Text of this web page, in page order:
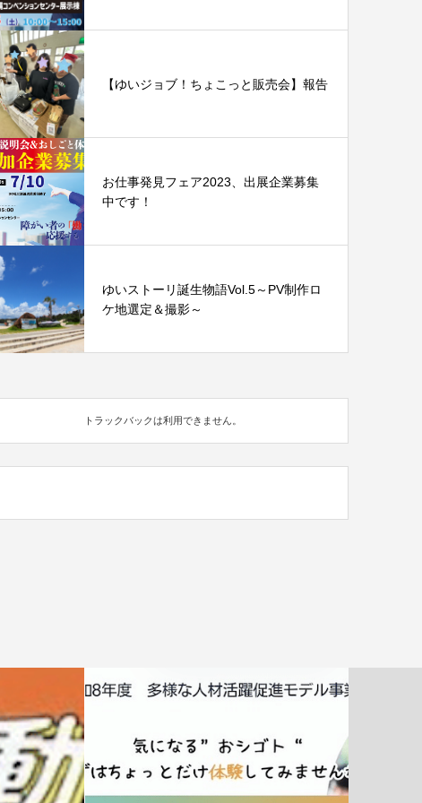
【ゆいジョブ！ちょこっと販売会】報告
お仕事発見フェア2023、出展企業募集
中です！
ゆいストーリ誕生物語Vol.5～PV制作ロ
ケ地選定＆撮影～
トラックバックは利用できません。